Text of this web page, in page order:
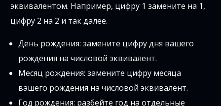
эквивалентом. Например, цифру 1 замените на 1,
цифру 2 на 2 и так далее.
День рождения: замените цифру дня вашего
рождения на числовой эквивалент.
Месяц рождения: замените цифру месяца
вашего рождения на числовой эквивалент.
Год рождения: разбейте год на отдельные